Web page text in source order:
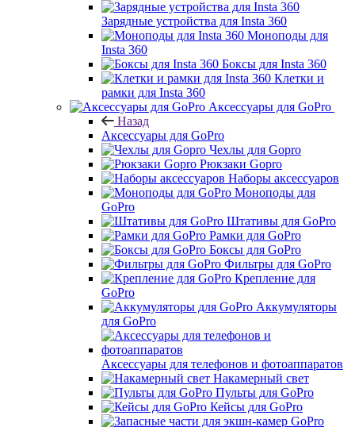
Зарядные устройства для Insta 360
Моноподы для
Insta 360
Боксы для Insta 360
Клетки и
рамки для Insta 360
Аксессуары для GoPro
Назад
Аксессуары для GoPro
Чехлы для Gopro
Рюкзаки Gopro
Наборы аксессуаров
Моноподы для
GoPro
Штативы для GoPro
Рамки для GoPro
Боксы для GoPro
Фильтры для GoPro
Крепление для
GoPro
Аккумуляторы
для GoPro
Аксессуары для телефонов и фотоаппаратов
Накамерный свет
Пульты для GoPro
Кейсы для GoPro